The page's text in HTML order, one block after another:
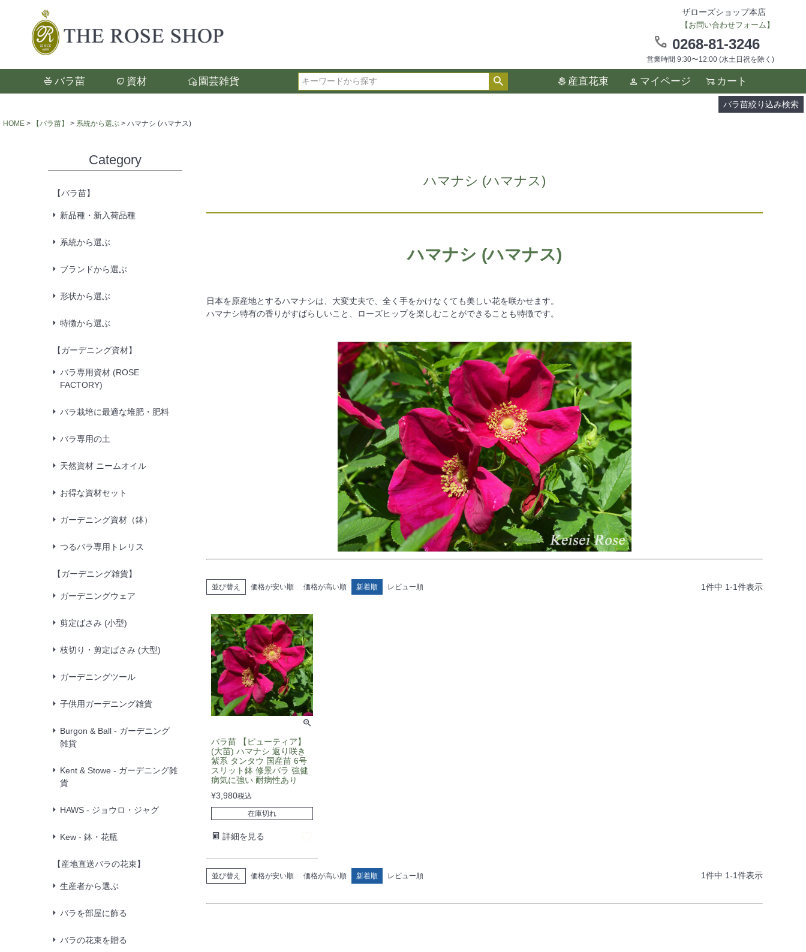
ザローズショップ本店
【お問い合わせフォーム】
0268-81-3246
営業時間 9:30〜12:00 (水土日祝を除く)
バラ苗 資材 園芸雑貨
検索 産直花束 マイページ カート
バラ苗絞り込み検索
検索
選択した項目全てに該当する品種のみ検索結果に表示されます。
タイプ、カラー、ブランドなどは1つずつ選択してください。
HOME 【バラ苗】 系統から選ぶ ハマナシ (ハマナス)
Category
【バラ苗】
新品種・新入荷品種
系統から選ぶ
ブランドから選ぶ
形状から選ぶ
特徴から選ぶ
【ガーデニング資材】
バラ専用資材 (ROSE
FACTORY)
バラ栽培に最適な堆肥・肥料
バラ専用の土
天然資材 ニームオイル
お得な資材セット
ガーデニング資材（鉢）
つるバラ専用トレリス
【ガーデニング雑貨】
ガーデニングウェア
剪定ばさみ (小型)
枝切り・剪定ばさみ (大型)
ガーデニングツール
子供用ガーデニング雑貨
Burgon & Ball - ガーデニング
雑貨
Kent & Stowe - ガーデニング雑
貨
HAWS - ジョウロ・ジャグ
Kew - 鉢・花瓶
【産地直送バラの花束】
生産者から選ぶ
バラを部屋に飾る
バラの花束を贈る
ハマナシ (ハマナス)
ハマナシ (ハマナス)
日本を原産地とするハマナシは、大変丈夫で、全く手をかけなくても美しい花を咲かせます。
ハマナシ特有の香りがすばらしいこと、ローズヒップを楽しむことができることも特徴です。
並び替え 価格が安い順 価格が高い順 新着順 レビュー順 1件中 1-1件表示
バラ苗 【ピューティア】
(大苗) ハマナシ 返り咲き
紫系 タンタウ 国産苗 6号
スリット鉢 修景バラ 強健
病気に強い 耐病性あり
¥3,980税込
在庫切れ
詳細を見る
並び替え 価格が安い順 価格が高い順 新着順 レビュー順 1件中 1-1件表示